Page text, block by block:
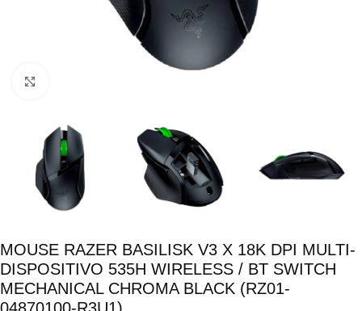
MOUSE RAZER BASILISK V3 X 18K DPI MULTI-
DISPOSITIVO 535H WIRELESS / BT SWITCH
MECHANICAL CHROMA BLACK (RZ01-